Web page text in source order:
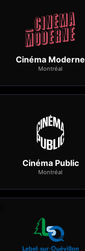
Cinéma Moderne
Montréal
Cinéma Public
Montréal